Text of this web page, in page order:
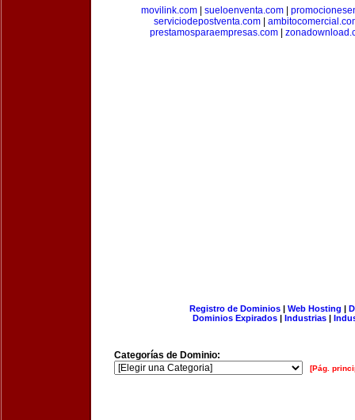
movilink.com
sueloenventa.com
serviciodepostventa.com
prestamosparaempresas.com
Registro de Dominios| Web Hosting |
Dominios Expirados | Industrias |
Categorías de Dominio:
[Pág.